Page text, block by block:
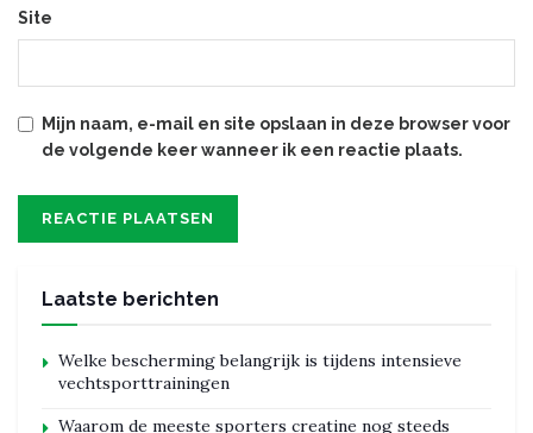
Site
Mijn naam, e-mail en site opslaan in deze browser voor
de volgende keer wanneer ik een reactie plaats.
Laatste berichten
Welke bescherming belangrijk is tijdens intensieve
vechtsporttrainingen
Waarom de meeste sporters creatine nog steeds